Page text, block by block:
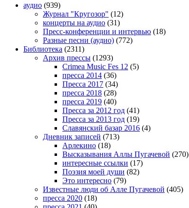
аудио (939)
Журнал "Кругозор" (12)
концерты на аудио (31)
Пресс-конференции и интервью (18)
Разные песни (аудио) (772)
Библиотека (2311)
Архив прессы (1293)
Crimea Music Fes 12 (5)
пресса 2014 (36)
Пресса 2017 (34)
пресса 2018 (28)
пресса 2019 (40)
Пресса за 2012 год (41)
Пресса за 2013 год (19)
Славянский базар 2016 (4)
Дневник записей (713)
Арлекино (18)
Высказывания Аллы Пугачевой (270)
интересные ссылки (17)
Поэзия моей души (82)
Это интересно (79)
Известные люди об Алле Пугачевой (405)
пресса 2020 (18)